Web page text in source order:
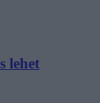
lehet